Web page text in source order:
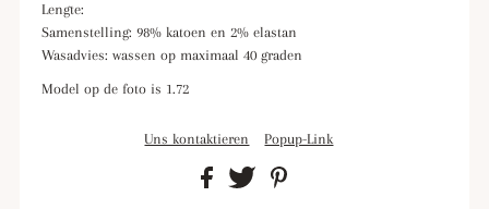
Lengte:
Samenstelling: 98% katoen en 2% elastan
Wasadvies: wassen op maximaal 40 graden
Model op de foto is 1.72
Uns kontaktieren Popup-Link